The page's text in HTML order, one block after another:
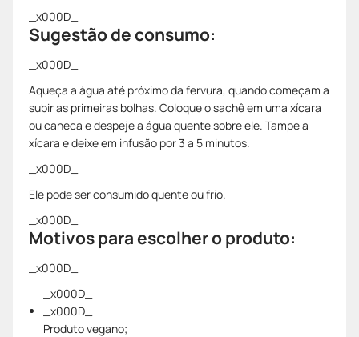
_x000D_
Sugestão de consumo:
_x000D_
Aqueça a água até próximo da fervura, quando começam a
subir as primeiras bolhas. Coloque o sachê em uma xícara
ou caneca e despeje a água quente sobre ele. Tampe a
xícara e deixe em infusão por 3 a 5 minutos.
_x000D_
Ele pode ser consumido quente ou frio.
_x000D_
Motivos para escolher o produto:
_x000D_
_x000D_
_x000D_
Produto vegano;